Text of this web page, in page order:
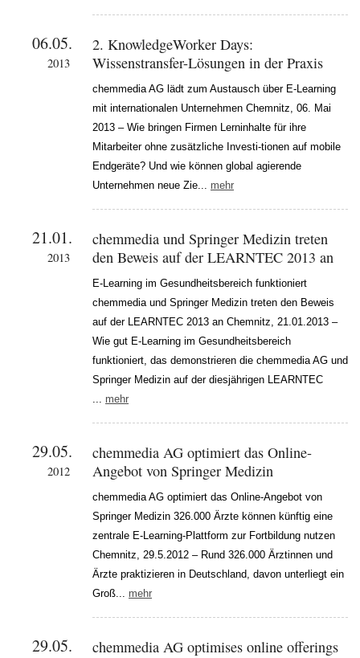
06.05.
2013
2. KnowledgeWorker Days:
Wissenstransfer-Lösungen in der Praxis
chemmedia AG lädt zum Austausch über E-Learning
mit internationalen Unternehmen Chemnitz, 06. Mai
2013 – Wie bringen Firmen Lerninhalte für ihre
Mitarbeiter ohne zusätzliche Investi-tionen auf mobile
Endgeräte? Und wie können global agierende
Unternehmen neue Zie... mehr
21.01.
2013
chemmedia und Springer Medizin treten
den Beweis auf der LEARNTEC 2013 an
E-Learning im Gesundheitsbereich funktioniert
chemmedia und Springer Medizin treten den Beweis
auf der LEARNTEC 2013 an Chemnitz, 21.01.2013 –
Wie gut E-Learning im Gesundheitsbereich
funktioniert, das demonstrieren die chemmedia AG und
Springer Medizin auf der diesjährigen LEARNTEC
... mehr
29.05.
2012
chemmedia AG optimiert das Online-
Angebot von Springer Medizin
chemmedia AG optimiert das Online-Angebot von
Springer Medizin 326.000 Ärzte können künftig eine
zentrale E-Learning-Plattform zur Fortbildung nutzen
Chemnitz, 29.5.2012 – Rund 326.000 Ärztinnen und
Ärzte praktizieren in Deutschland, davon unterliegt ein
Groß... mehr
29.05.
chemmedia AG optimises online offerings